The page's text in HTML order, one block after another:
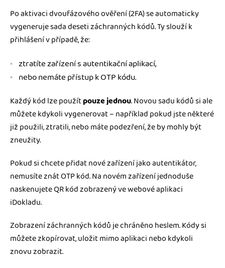
Po aktivaci dvoufázového ověření (2FA) se automaticky
vygeneruje sada deseti záchranných kódů. Ty slouží k
přihlášení v případě, že:
ztratíte zařízení s autentikační aplikací,
nebo nemáte přístup k OTP kódu.
Každý kód lze použítpouze jednou. Novou sadu kódů si ale
můžete kdykoli vygenerovat – například pokud jste některé
již použili, ztratili, nebo máte podezření, že by mohly být
zneužity.
Pokud si chcete přidat nové zařízení jako autentikátor,
nemusíte znát OTP kód. Na novém zařízení jednoduše
naskenujete QR kód zobrazený ve webové aplikaci
iDokladu.
Zobrazení záchranných kódů je chráněno heslem. Kódy si
můžete zkopírovat, uložit mimo aplikaci nebo kdykoli
znovu zobrazit.